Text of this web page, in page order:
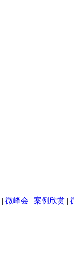
| 微峰会 | 案例欣赏 |